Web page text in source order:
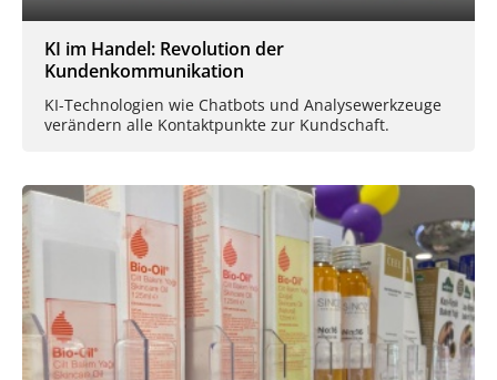
KI im Handel: Revolution der
Kundenkommunikation
KI-Technologien wie Chatbots und Analysewerkzeuge
verändern alle Kontaktpunkte zur Kundschaft.